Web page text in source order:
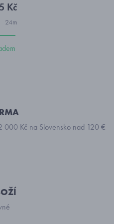
Kč
24m
000 Kč na Slovensko nad 120 €